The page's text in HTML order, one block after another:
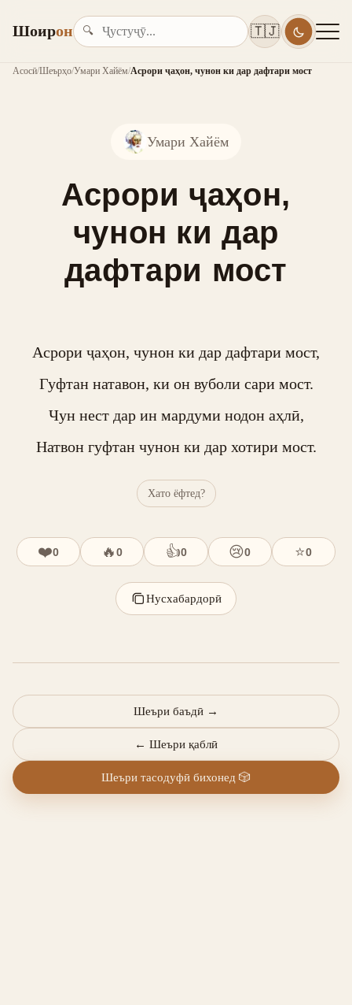
Шоирон 🔍 🇹🇯
Асосӣ/Шеърҳо/Умари Хайём/Асрори ҷаҳон, чунон ки дар дафтари мост
Умари Хайём
Асрори ҷаҳон,
чунон ки дар
дафтари мост
Асрори ҷаҳон, чунон ки дар дафтари мост,
Гуфтан натавон, ки он вуболи сари мост.
Чун нест дар ин мардуми нодон аҳлӣ,
Натвон гуфтан чунон ки дар хотири мост.
Хато ёфтед?
❤️0 🔥0 👍0 😢0 ⭐0
Нусхабардорӣ
← Шеъри қаблӣ
Шеъри баъдӣ →
Шеъри тасодуфӣ бихонед 🎲